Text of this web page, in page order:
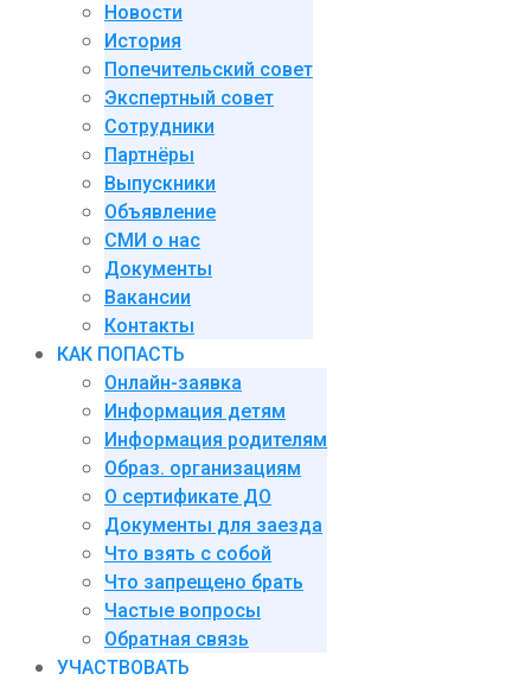
Новости
История
Попечительский совет
Экспертный совет
Сотрудники
Партнёры
Выпускники
Объявление
СМИ о нас
Документы
Вакансии
Контакты
КАК ПОПАСТЬ
Онлайн-заявка
Информация детям
Информация родителям
Образ. организациям
О сертификате ДО
Документы для заезда
Что взять с собой
Что запрещено брать
Частые вопросы
Обратная связь
УЧАСТВОВАТЬ